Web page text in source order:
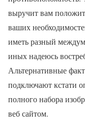
выручит вам
ваших
иметь разный
иных надеюсь
Альтернативные
подключают кстати
полного набора
веб сайтом.